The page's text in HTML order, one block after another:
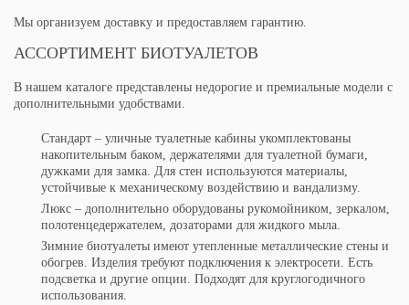
Мы организуем доставку и предоставляем гарантию.
АССОРТИМЕНТ БИОТУАЛЕТОВ
В нашем каталоге представлены недорогие и премиальные модели с
дополнительными удобствами.
Стандарт – уличные туалетные кабины укомплектованы
накопительным баком, держателями для туалетной бумаги,
дужками для замка. Для стен используются материалы,
устойчивые к механическому воздействию и вандализму.
Люкс – дополнительно оборудованы рукомойником, зеркалом,
полотенцедержателем, дозаторами для жидкого мыла.
Зимние биотуалеты имеют утепленные металлические стены и
обогрев. Изделия требуют подключения к электросети. Есть
подсветка и другие опции. Подходят для круглогодичного
использования.